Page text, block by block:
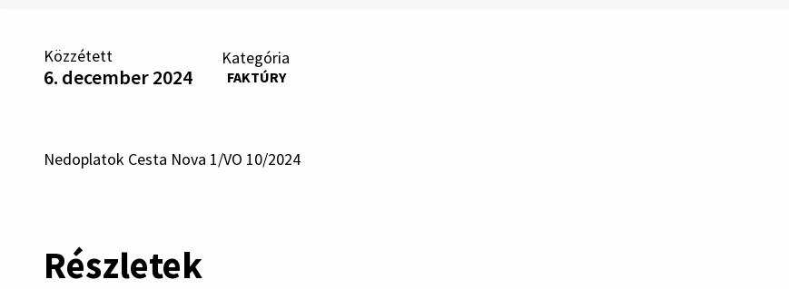
Közzétett
6. december 2024
Kategória
FAKTÚRY
Nedoplatok Cesta Nova 1/VO 10/2024
Részletek